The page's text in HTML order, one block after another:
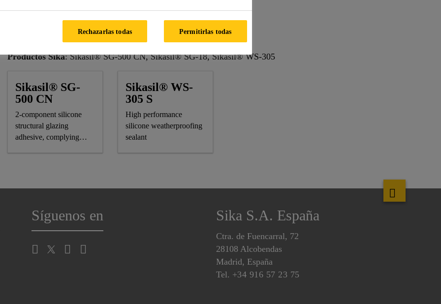
: Arun Chaiseri Cons. Ing.
Productos Sika: Sikasil® SG-500 CN, Sikasil® SG-18, Sikasil® WS-305
Sikasil® SG-
500 CN
2-component silicone
structural glazing
adhesive, complying
Sikasil® WS-
305 S
High performance
silicone weatherproofing
sealant
Síguenos en Sika S.A. España
Ctra. de Fuencarral, 72
28108 Alcobendas
Madrid, España
Tel. +34 916 57 23 75
Rechazarlas todas Permitirlas todas